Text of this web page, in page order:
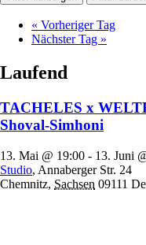
« Vorheriger Tag
Nächster Tag »
Laufend
TACHELES x
Shoval-Simhoni
13. Mai @ 19:00 - 13. Juni
Studio, Annaberger Str. 24
Chemnitz, Sachsen 09111